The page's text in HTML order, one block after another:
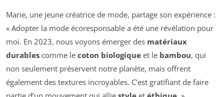
Marie, une jeune créatrice de mode, partage son expérience :
« Adopter la mode écoresponsable a été une révélation pour
moi. En 2023, nous voyons émerger des matériaux
durables comme le coton biologique et le bambou, qui
non seulement préservent notre planète, mais offrent
également des textures incroyables. C’est gratifiant de faire